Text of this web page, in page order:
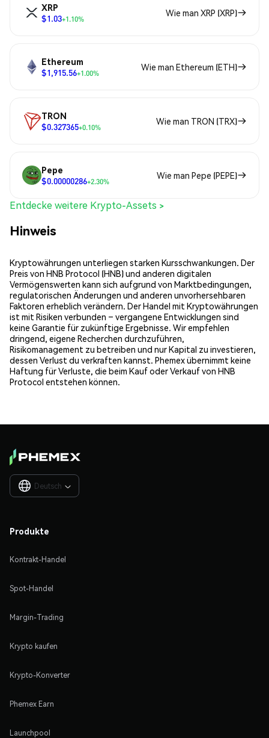
XRP
$1.03+1.10%
Wie man XRP (XRP)
Ethereum
$1,915.56+1.00%
Wie man Ethereum (ETH)
TRON
$0.327365+0.10%
Wie man TRON (TRX)
Pepe
$0.00000286+2.30%
Wie man Pepe (PEPE)
Entdecke weitere Krypto-Assets >
Hinweis
Kryptowährungen unterliegen starken Kursschwankungen. Der
Preis von HNB Protocol (HNB) und anderen digitalen
Vermögenswerten kann sich aufgrund von Marktbedingungen,
regulatorischen Änderungen und anderen unvorhersehbaren
Faktoren erheblich verändern. Der Handel mit Kryptowährungen
ist mit Risiken verbunden – vergangene Entwicklungen sind
keine Garantie für zukünftige Ergebnisse. Wir empfehlen
dringend, eigene Recherchen durchzuführen,
Risikomanagement zu betreiben und nur Kapital zu investieren,
dessen Verlust du verkraften kannst. Phemex übernimmt keine
Haftung für Verluste, die beim Kauf oder Verkauf von HNB
Protocol entstehen können.
Deutsch 
Produkte
Kontrakt-Handel
Spot-Handel
Margin-Trading
Krypto kaufen
Krypto-Konverter
Phemex Earn
Launchpool